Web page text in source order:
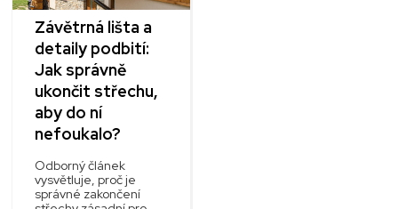
Závětrná lišta a
detaily podbití:
Jak správně
ukončit střechu,
aby do ní
nefoukalo?
Odborný článek
vysvětluje, proč je
správné zakončení